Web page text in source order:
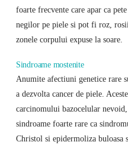
foarte frecvente care apar ca
negilor pe piele si pot fi roz,
zonele corpului expuse la soare.
Sindroame mostenite
Anumite afectiuni genetice rare
a dezvolta cancer de piele.
carcinomului bazocelular
sindroame foarte rare ca
Christol si epidermoliza